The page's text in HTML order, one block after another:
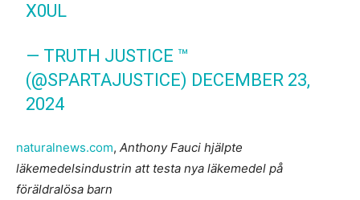
X0UL
— TRUTH JUSTICE ™
(@SPARTAJUSTICE) DECEMBER 23,
2024
naturalnews.com, Anthony Fauci hjälpte
läkemedelsindustrin att testa nya läkemedel på
föräldralösa barn